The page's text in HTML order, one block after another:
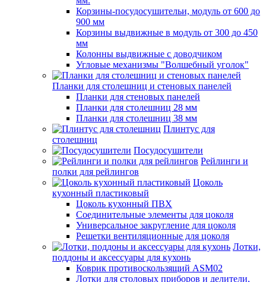
Корзины-посудосушительи, модуль от 600 до
900 мм
Корзины выдвижные в модуль от 300 до 450
мм
Колонны выдвижные с доводчиком
Угловые механизмы "Волшебный уголок"
Планки для столешниц и стеновых панелей
Планки для стеновых панелей
Планки для столешниц 28 мм
Планки для столешниц 38 мм
Плинтус для
столешниц
Посудосушители
Рейлинги и
полки для рейлингов
Цоколь
кухонный пластиковый
Цоколь кухонный ПВХ
Соединительные элементы для цоколя
Универсальное закругление для цоколя
Решетки вентиляционные для цоколя
Лотки,
поддоны и аксессуары для кухонь
Коврик противоскользящий ASM02
Лотки для столовых приборов и делители,